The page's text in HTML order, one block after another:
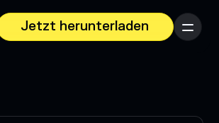
Jetzt herunterladen
Menü